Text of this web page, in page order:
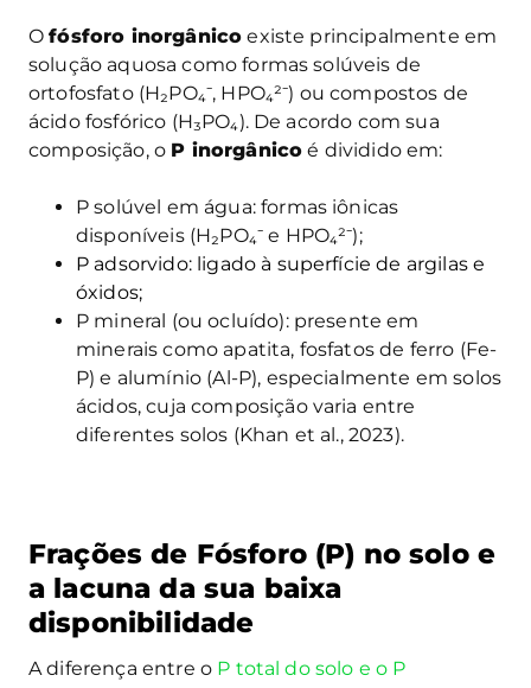
Ofósforo inorgânico existe principalmente em
solução aquosa como formas solúveis de
ortofosfato (H₂PO₄⁻, HPO₄²⁻) ou compostos de
ácido fosfórico (H₃PO₄). De acordo com sua
composição, o P inorgânico é dividido em:
P solúvel em água: formas iônicas
disponíveis (H₂PO₄⁻ e HPO₄²⁻);
P adsorvido: ligado à superfície de argilas e
óxidos;
P mineral (ou ocluído): presente em
minerais como apatita, fosfatos de ferro (Fe-
P) e alumínio (Al-P), especialmente em solos
ácidos, cuja composição varia entre
diferentes solos (Khan et al., 2023).
Frações de Fósforo (P) no solo e
a lacuna da sua baixa
disponibilidade
A diferença entre o P total do solo e o P